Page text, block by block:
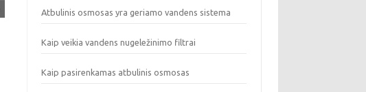
Atbulinis osmosas yra geriamo vandens sistema
Kaip veikia vandens nugeležinimo filtrai
Kaip pasirenkamas atbulinis osmosas